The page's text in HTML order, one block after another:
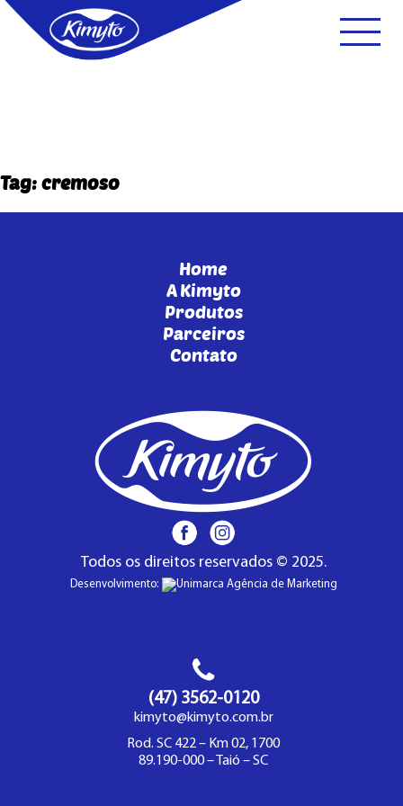
Tag: cremoso
Home
A Kimyto
Produtos
Parceiros
Contato
Todos os direitos reservados © 2025.
Desenvolvimento:
(47) 3562-0120
kimyto@kimyto.com.br
Rod. SC 422 – Km 02, 1700
89.190-000 – Taió – SC